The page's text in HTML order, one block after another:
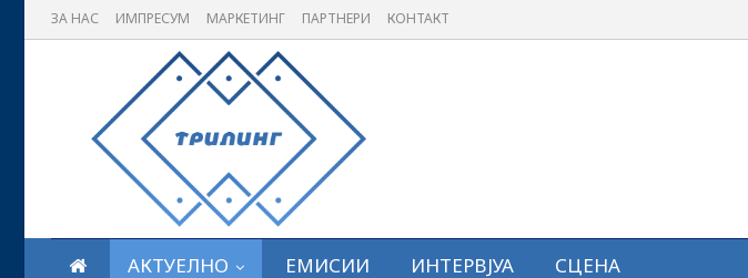
ЗА НАС ИМПРЕСУМ МАРКЕТИНГ ПАРТНЕРИ КОНТАКТ
АКТУЕЛНО ЕМИСИИ ИНТЕРВЈУА СЦЕНА